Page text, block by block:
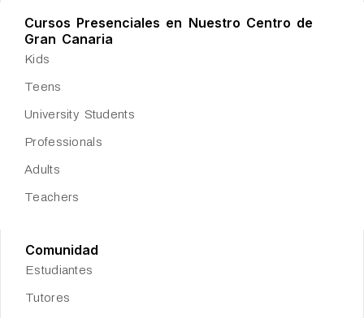
Cursos Presenciales en Nuestro Centro de
Gran Canaria
Kids
Teens
University Students
Professionals
Adults
Teachers
Comunidad
Estudiantes
Tutores